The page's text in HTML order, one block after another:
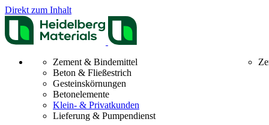
Direkt zum Inhalt
Zement & Bindemittel
Beton & Fließestrich
Gesteinskörnungen
Betonelemente
Klein- & Privatkunden
Lieferung & Pumpendienst